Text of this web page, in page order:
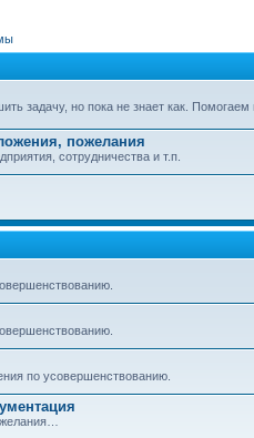
задачу, но пока не знает как. Помогаем
пожелания
сотрудничества и т.п.
по усовершенствованию.